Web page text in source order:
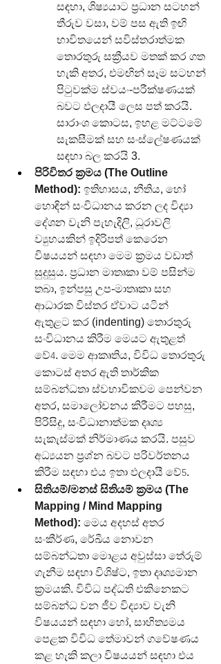
සඳහා, ශිෂ්‍යයාට ප්‍රධාන සටහන්
තීරුව වසා, වම් පස ඇති ඉඟි
භාවිතයෙන් සවිස්තරාත්මක
තොරතුරු සක්‍රීයව මතක් කර ගත
හැකි අතර, එමඟින් සෑම සටහන්
පිටුවක්ම ස්වයං-පරීක්ෂණයක්
බවට ඵලදායී ලෙස පත් කරයි.
සාරාංශ කොටස, ඉහළ මට්ටමේ
සැකසීමක් සහ සංස්ලේෂණයක්
සඳහා බල කරයි 3.
පිරිවිතර ක්‍රමය (The Outline
Method): ඉතිහාසය, නීතිය, හෝ
හොඳින් සංවිධානය කරන ලද විද්‍යා
දේශන වැනි පැහැදිලි, ධූරාවලි
ව්‍යුහයකින් ඉදිරිපත් කෙරෙන
විෂයයන් සඳහා මෙම ක්‍රමය වඩාත්
සුදුසුය. ප්‍රධාන මාතෘකා වම් පසින්ම
තබා, ඉන්පසු උප-මාතෘකා සහ
ආධාරක විස්තර ඒවාට යටින්
ඇතුළට කර (indenting) තොරතුරු
සංවිධානය කිරීම මෙයට ඇතුළත්
වේ4. මෙම ආකෘතිය, විවිධ තොරතුරු
කොටස් අතර ඇති තාර්කික
සම්බන්ධතා ස්වභාවිකවම පෙන්වන
අතර, සමාලෝචනය කිරීමට පහසු,
පිරිසිදු, සංවිධානාත්මක දෘශ්‍ය
සැකැස්මක් නිර්මාණය කරයි. පසුව
අධ්‍යයන ප්‍රශ්න බවට පරිවර්තනය
කිරීම සඳහා එය ඉතා ඵලදායී වේ5.
සිතියම්/මනස් සිතියම් ක්‍රමය (The
Mapping / Mind Mapping
Method): මෙය අදහස් අතර
සංකීර්ණ, රේඛීය නොවන
සම්බන්ධතා මොළය අවුස්සා තේරුම්
ගැනීම සඳහා විශිෂ්ට, ඉතා දෘශ්‍යමාන
ක්‍රමයකි. විවිධ පද්ධති එකිනෙකට
සම්බන්ධ වන ජීව විද්‍යාව වැනි
විෂයයන් සඳහා හෝ, සාහිත්‍යමය
පෙළක විවිධ තේමාවන් ගවේෂණය
කළ හැකි කලා විෂයයන් සඳහා එය